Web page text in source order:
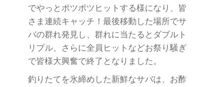
でやっとポツポツヒットする様になり、皆
さま連続キャッチ！最後移動した場所でサ
バの群れ発見し、群れに当たるとダブルト
リプル、さらに全員ヒットなどお祭り騒ぎ
で皆様大興奮で終了となりました。
釣りたてを氷締めした新鮮なサバは、お酢